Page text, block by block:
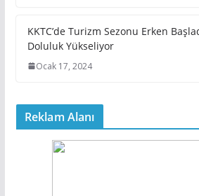
KKTC’de Turizm Sezonu Erken
Doluluk Yükseliyor
Ocak 17, 2024
Reklam Alanı